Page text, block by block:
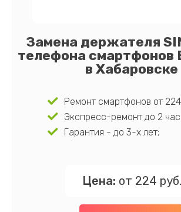
Замена держателя
телефона смартфонов
в Хабаровске
Ремонт смартфонов от
Экспресс-ремонт до 2
Гарантия - до 3-х лет;
Цена: от 224 руб.